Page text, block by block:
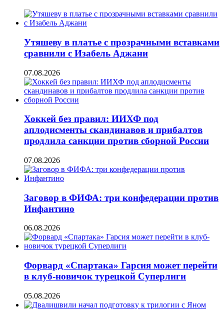
Утяшеву в платье с прозрачными вставками
сравнили с Изабель Аджани
07.08.2026
Хоккей без правил: ИИХФ под
аплодисменты скандинавов и прибалтов
продлила санкции против сборной России
07.08.2026
Заговор в ФИФА: три конфедерации против
Инфантино
06.08.2026
Форвард «Спартака» Гарсия может перейти
в клуб-новичок турецкой Суперлиги
05.08.2026